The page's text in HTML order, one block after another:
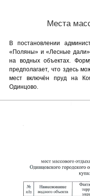
Места
В постановлении
«Поляны» и «Лесные
на водных объектах.
предполагает, что здесь
мест включён пруд на
Одинцово.